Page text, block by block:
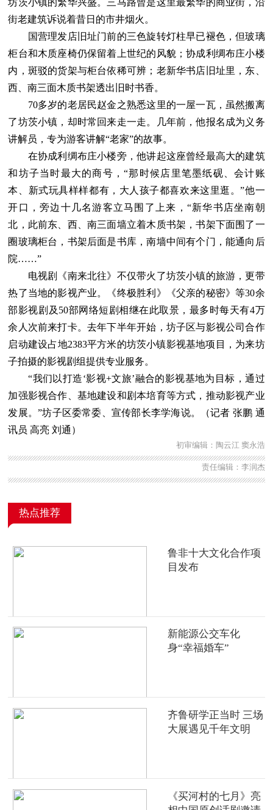
坊茨小镇的繁华兴盛。三马路曾是这里最繁华的商业街，沿
街老建筑诉说着昔日的市井烟火。
国营理发店旧址门前的三色旋转灯柱早已褪色，但玻璃
柜台和木质座椅仍保留着上世纪的风貌；协成利绸布庄小楼
内，斑驳的货架与柜台依稀可辨；老新华书店旧址里，东、
西、南三面木质书架透出旧时书香。
70多岁的老居民赵金之熟悉这里的一屋一瓦，虽然搬离
了坊茨小镇，却时常回来走一走。几年前，他报名成为义务
讲解员，专为游客讲解“老家”的故事。
在协成利绸布庄小楼旁，他讲起这座曾经最高大的建筑
和坊子当时最大的商号，“那时候店里笔墨纸砚、会计账
本、新式玩具样样都有，大人孩子都喜欢来这里逛。”他一
开口，旁边十几名游客立马围了上来，“新华书店坐南朝
北，此前东、西、南三面墙立着木质书架，书架下面围了一
圈玻璃柜台，书架后面是书库，南墙中间有个门，能通向后
院……”
电视剧《南来北往》不仅带火了坊茨小镇的旅游，更带
热了当地的影视产业。《终极胜利》《父亲的秘密》等30余
部影视剧及50部网络短剧相继在此取景，最多时每天有4万
余人次前来打卡。去年下半年开始，坊子区与影视公司合作
启动建设占地2383平方米的坊茨小镇影视基地项目，为来坊
子拍摄的影视剧组提供专业服务。
“我们以打造‘影视+文旅’融合的影视基地为目标，通过
加强影视合作、基地建设和剧本培育等方式，推动影视产业
发展。”坊子区委常委、宣传部长李学海说。（记者 张鹏 通
讯员 高亮 刘通）
初审编辑：陶云江 窦永浩
责任编辑：李润杰
热点推荐
鲁非十大文化合作项
目发布
新能源公交车化
身“幸福婚车”
齐鲁研学正当时 三场
大展遇见千年文明
《买河村的七月》亮